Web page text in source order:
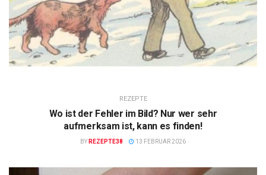
REZEPTE
Wo ist der Fehler im Bild? Nur wer sehr
aufmerksam ist, kann es finden!
BY REZEPTE38 13 FEBRUAR 2026